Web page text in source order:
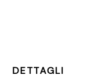
DETTAGLI